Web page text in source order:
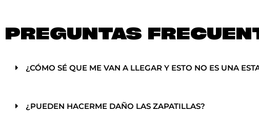
PREGUNTAS
¿CÓMO SÉ QUE ME VAN A LLEGAR Y ESTO NO ES UNA
¿PUEDEN HACERME DAÑO LAS ZAPATILLAS?